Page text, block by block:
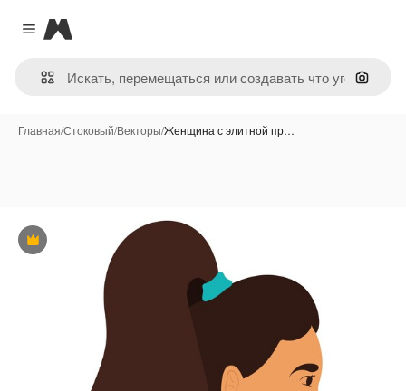
Close menu
Magnific
Поиск
Главная/Стоковый/Векторы/Женщина с элитной пр…
Премиум